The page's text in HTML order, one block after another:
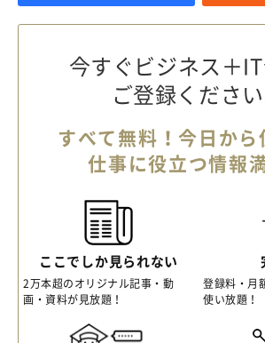
今すぐビジネス＋
ご登録ください
すべて無料！今日から
仕事に役立つ情報
ここでしか見られない
2万本超のオリジナル記事・動
画・資料が見放題！
登録料・月
使い放題！